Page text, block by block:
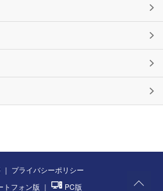
｜ プライバシーポリシー
トフォン版 ｜ PC版